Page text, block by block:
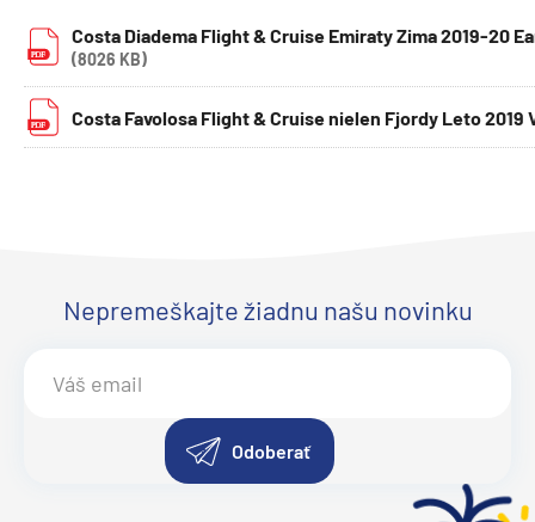
Costa Diadema Flight & Cruise Emiraty Zima 2019-20
(8026 KB)
Costa Favolosa Flight & Cruise nielen Fjordy Leto
Nepremeškajte žiadnu našu novinku
Odoberať